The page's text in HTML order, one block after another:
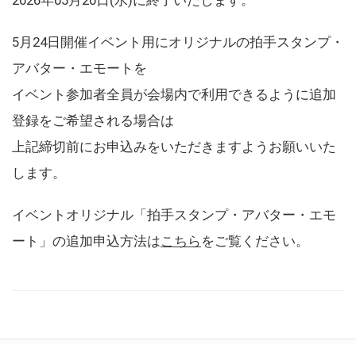
5月24日開催イベント用にオリジナルの拍手スタンプ・
アバター・エモートを
イベント参加者全員が会場内で利用できるように追加
登録をご希望される場合は
上記締切前にお申込みをいただきますようお願いいた
します。
イベントオリジナル「拍手スタンプ・アバター・エモ
ート」の追加申込方法はこちら をご覧ください。